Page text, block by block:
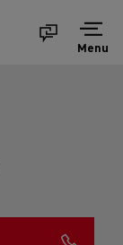
Menu